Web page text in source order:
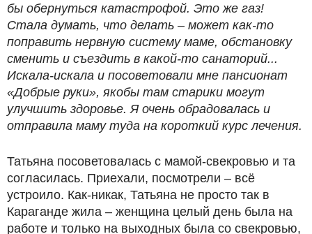
бы обернуться катастрофой. Это же газ!
Стала думать, что делать – может как-то
поправить нервную систему маме, обстановку
сменить и съездить в какой-то санаторий...
Искала-искала и посоветовали мне пансионат
«Добрые руки», якобы там старики могут
улучшить здоровье. Я очень обрадовалась и
отправила маму туда на короткий курс лечения.
Татьяна посоветовалась с мамой-свекровью и та
согласилась. Приехали, посмотрели – всё
устроило. Как-никак, Татьяна не просто так в
Караганде жила – женщина целый день была на
работе и только на выходных была со свекровью,